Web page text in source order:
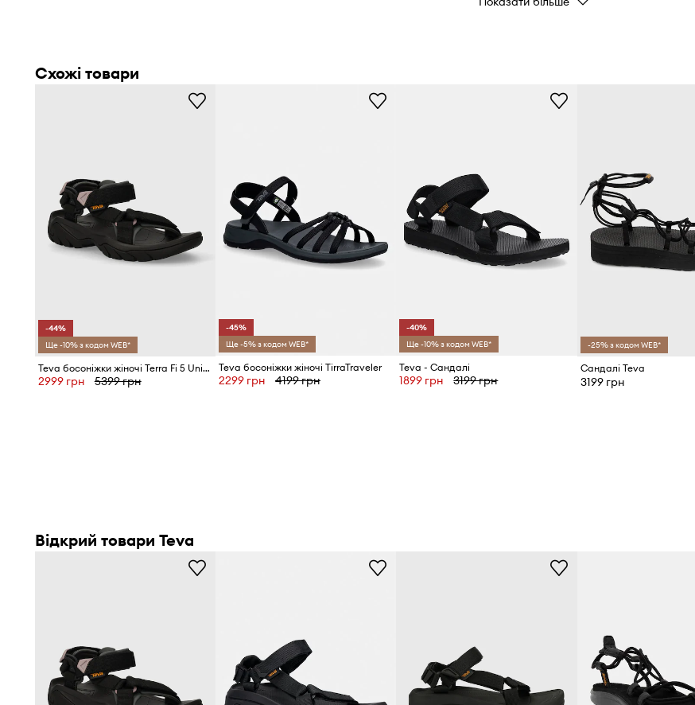
Гумова зовнішня підошвазабезпечує довговічність та хороше зчеплення з
Відкритий носок сприяє вентиляції стопи, що важливо в теплі дні
М'яка внутрішня обробка
з текстильного матеріалу сприяє комфорту під
час носіння
Пласка підошва
забезпечує стабільність і природне положення стопи під
час ходьби
Класичний чорний колір
та гладка фактура роблять модель
Код виробника
Бренд
Схожі товари
-44%
Ще -10% з кодом WEB*
Teva босоніжки жіночі Terra Fi 5 Universal
2999 грн 5399 грн
-45%
Ще -5% з кодом WEB*
Teva босоніжки жіночі TirraTraveler
2299 грн 4199 грн
-40%
Ще -10% з кодом WEB*
Teva - Сандалі
1899 грн 3199 грн
-25% з кодом WEB*
Сандалі Teva
3199 грн
Відкрий товари Teva